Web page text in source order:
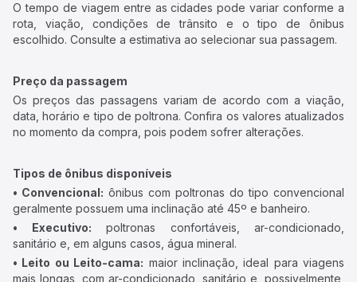
O tempo de viagem entre as cidades pode variar conforme a
rota, viação, condições de trânsito e o tipo de ônibus
escolhido. Consulte a estimativa ao selecionar sua passagem.
Preço da passagem
Os preços das passagens variam de acordo com a viação,
data, horário e tipo de poltrona. Confira os valores atualizados
no momento da compra, pois podem sofrer alterações.
Tipos de ônibus disponíveis
• Convencional: ônibus com poltronas do tipo convencional
geralmente possuem uma inclinação até 45º e banheiro.
• Executivo: poltronas confortáveis, ar-condicionado,
sanitário e, em alguns casos, água mineral.
• Leito ou Leito-cama: maior inclinação, ideal para viagens
mais longas, com ar-condicionado, sanitário e, possivelmente,